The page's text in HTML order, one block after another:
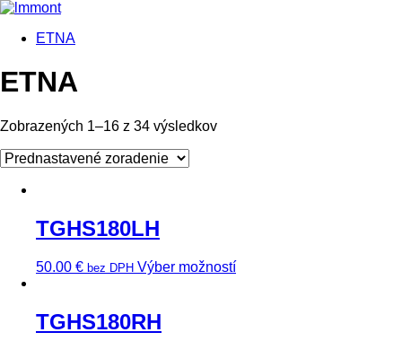
ETNA
ETNA
Zobrazených 1–16 z 34 výsledkov
TGHS180LH
50.00 € bez DPH Výber možností
TGHS180RH